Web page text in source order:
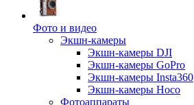
Фото и видео
Экшн-камеры
Экшн-камеры DJI
Экшн-камеры GoPro
Экшн-камеры Insta360
Экшн-камеры Hoco
Фотоаппараты